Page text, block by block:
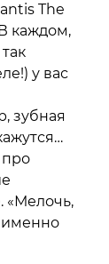
The
каждом,
у вас
зубная
про
«Мелочь,
именно